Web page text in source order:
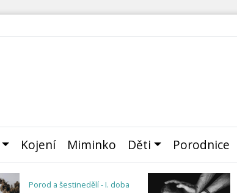
Kojení Miminko Děti Porodnice
Porod a šestinedělí - I. doba